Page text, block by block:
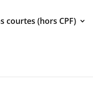
courtes (hors CPF)